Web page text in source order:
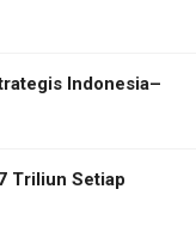
Indonesia–
Triliun Setiap